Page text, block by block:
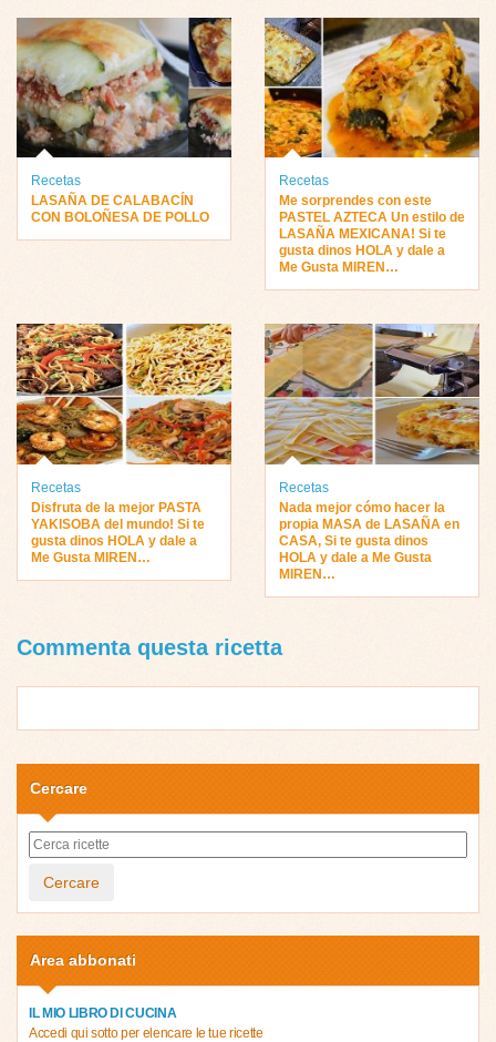
Recetas
LASAÑA DE CALABACÍN
CON BOLOÑESA DE POLLO
Recetas
Me sorprendes con este
PASTEL AZTECA Un estilo de
LASAÑA MEXICANA! Si te
gusta dinos HOLA y dale a
Me Gusta MIREN…
Recetas
Disfruta de la mejor PASTA
YAKISOBA del mundo! Si te
gusta dinos HOLA y dale a
Me Gusta MIREN…
Recetas
Nada mejor cómo hacer la
propia MASA de LASAÑA en
CASA, Si te gusta dinos
HOLA y dale a Me Gusta
MIREN…
Commenta questa ricetta
Cercare
Cercare
Area abbonati
IL MIO LIBRO DI CUCINA
Accedi qui sotto per elencare le tue ricette